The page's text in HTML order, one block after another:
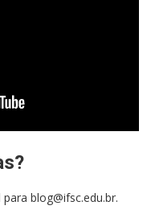
blog@ifsc.edu.br.